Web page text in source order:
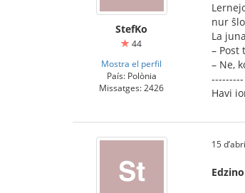
StefKo
44
Mostra el perfil
País: Polònia
Missatges: 2426
nur
La
– Post
– Ne,
---------
Havi
15